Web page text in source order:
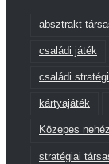
absztrakt
családi játék
családi
kártyajáték
Közepes
stratégiai